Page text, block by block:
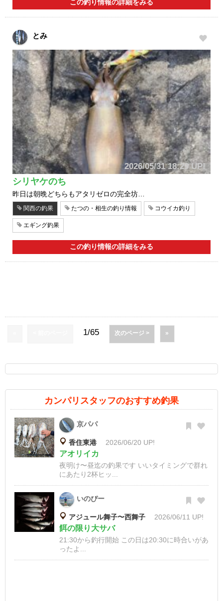
この釣り情報の詳細をみる
とみ
2026/05/31 18:29 UP!
シリヤケのち
昨日は朝晩どちらもアタリゼロの完全坊…
関西の釣果 たつの・相生の釣り情報 コウイカ釣り
エギング釣果
この釣り情報の詳細をみる
1/65 次のページ > »
カンパリスタッフのおすすめ釣果
京パパ
香住東港 2026/06/20 UP!
アオリイカ
夜明け〜昼迄の釣果です いいタイミングで群れ
にあたり2杯ヒッ...
いのぴー
アジュール舞子〜西舞子 2026/06/11 UP!
餌の限り大サバ
21:30から釣行開始 この日は20:30に時合いがあ
ったよ...